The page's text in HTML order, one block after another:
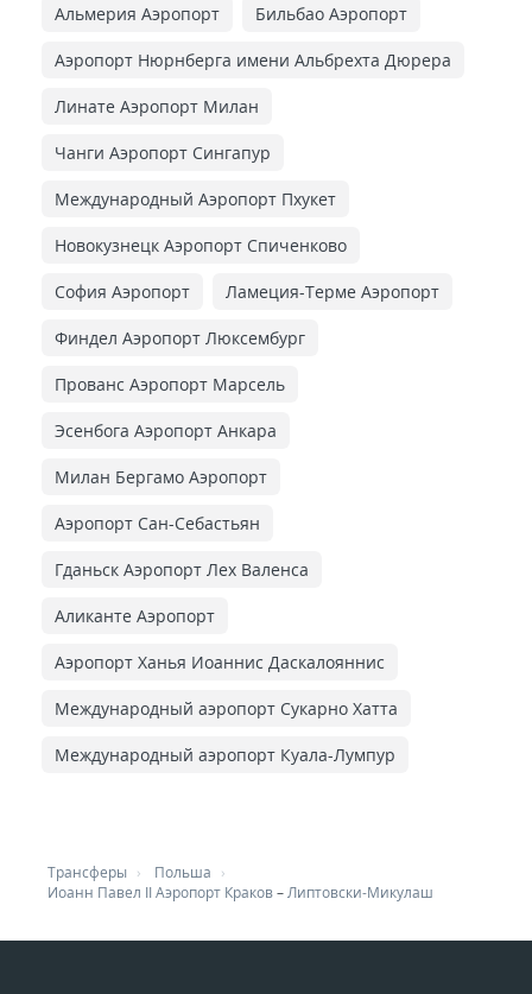
Альмерия Аэропорт Бильбао Аэропорт
Аэропорт Нюрнберга имени Альбрехта Дюрера
Линате Аэропорт Милан
Чанги Аэропорт Сингапур
Международный Аэропорт Пхукет
Новокузнецк Аэропорт Спиченково
София Аэропорт Ламеция-Терме Аэропорт
Финдел Аэропорт Люксембург
Прованс Аэропорт Марсель
Эсенбога Аэропорт Анкара
Милан Бергамо Аэропорт
Аэропорт Сан-Себастьян
Гданьск Аэропорт Лех Валенса
Аликанте Аэропорт
Аэропорт Ханья Иоаннис Даскалояннис
Международный аэропорт Сукарно Хатта
Международный аэропорт Куала-Лумпур
Трансферы
Польша
Иоанн Павел II Аэропорт Краков–Липтовски-Микулаш